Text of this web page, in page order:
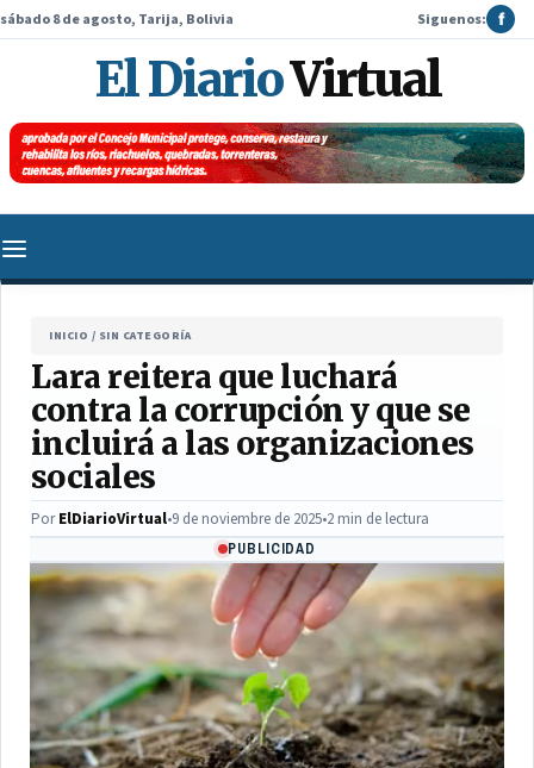
sábado 8 de agosto, Tarija, Bolivia Siguenos: f
El DiarioVirtual
INICIO / SIN CATEGORÍA
Lara reitera que luchará
contra la corrupción y que se
incluirá a las organizaciones
sociales
PorElDiarioVirtual•9 de noviembre de 2025•2 min de lectura
PUBLICIDAD